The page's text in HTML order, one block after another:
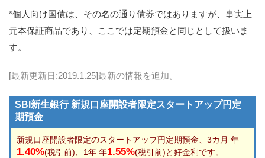
*個人向け国債は、その名の通り債券ではありますが、事実上
元本保証商品であり、ここでは定期預金と同じとして扱いま
す。
[最新更新日:2019.1.25]最新の情報を追加。
SBI新生銀行 新規口座開設者限定スタートアップ円定
期預金
新規口座開設者限定のスタートアップ円定期預金、3カ月 年
1.40%(税引前)、1年 年1.55%(税引前)と好金利です。